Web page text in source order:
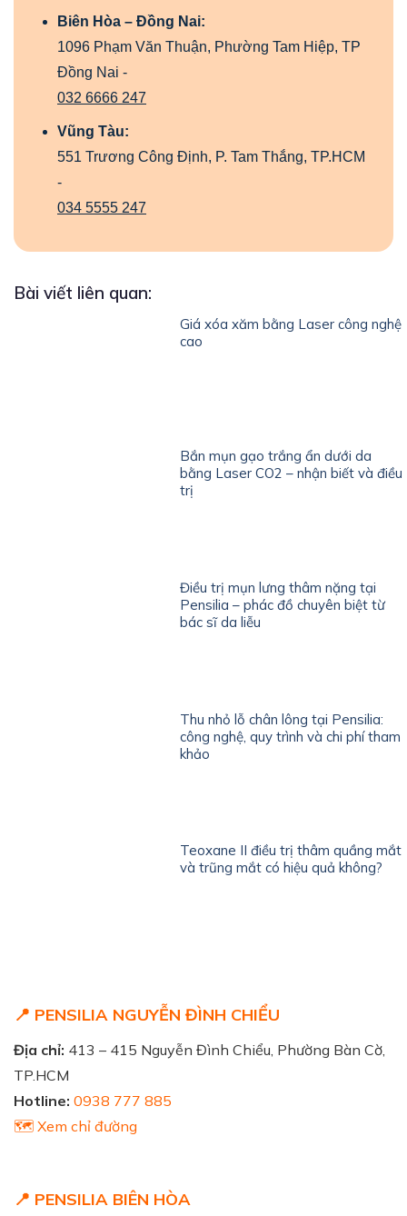
Biên Hòa – Đồng Nai:
1096 Phạm Văn Thuận, Phường Tam Hiệp, TP
Đồng Nai -
032 6666 247
Vũng Tàu:
551 Trương Công Định, P. Tam Thắng, TP.HCM
-
034 5555 247
Bài viết liên quan:
Giá xóa xăm bằng Laser công nghệ
cao
Bắn mụn gạo trắng ẩn dưới da
bằng Laser CO2 – nhận biết và điều
trị
Điều trị mụn lưng thâm nặng tại
Pensilia – phác đồ chuyên biệt từ
bác sĩ da liễu
Thu nhỏ lỗ chân lông tại Pensilia:
công nghệ, quy trình và chi phí tham
khảo
Teoxane II điều trị thâm quầng mắt
và trũng mắt có hiệu quả không?
📍 PENSILIA NGUYỄN ĐÌNH CHIỂU
Địa chỉ: 413 – 415 Nguyễn Đình Chiểu, Phường Bàn Cờ,
TP.HCM
Hotline: 0938 777 885
🗺️ Xem chỉ đường
📍 PENSILIA BIÊN HÒA